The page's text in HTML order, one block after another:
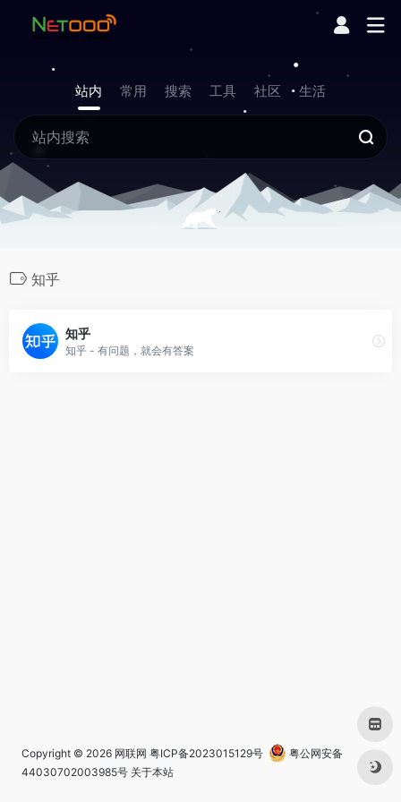
站内 常用 搜索 工具 社区 生活
知乎
知乎
知乎 - 有问题，就会有答案
Copyright © 2026 网联网 粤ICP备2023015129号
粤公网安备
44030702003985号 关于本站